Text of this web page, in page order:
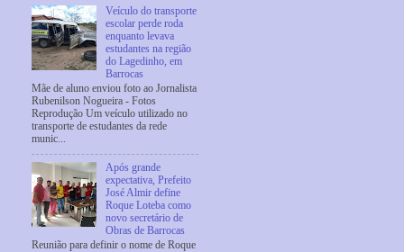
Veículo do transporte
escolar perde roda
enquanto levava
estudantes na região
do Lagedinho, em
Barrocas
Mãe de aluno enviou foto ao Jornalista
Rubenilson Nogueira - Fotos
Reprodução Um veículo utilizado no
transporte de estudantes da rede
munic...
Após grande
expectativa, Prefeito
José Almir define
Roque Loteba como
novo secretário de
Obras de Barrocas
Reunião para definir o nome de Roque